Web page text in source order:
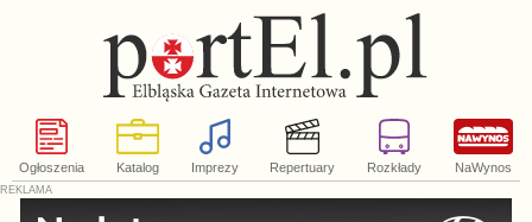
Ogłoszenia Katalog Imprezy Repertuary Rozkłady NaWynos